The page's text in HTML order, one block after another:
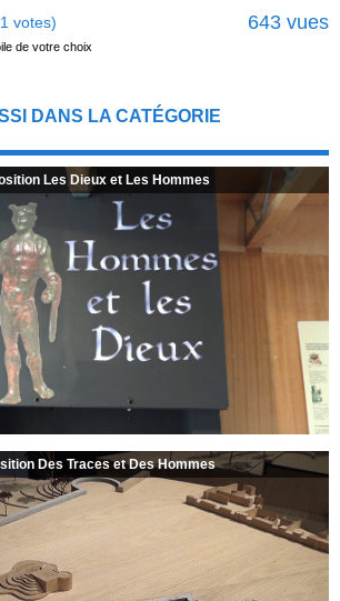
1 votes) 643 vues
de votre choix
DANS LA CATÉGORIE
Les Dieux et Les Hommes
Des Traces et Des Hommes